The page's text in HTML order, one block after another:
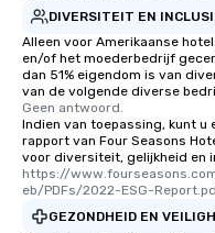
DIVERSITEIT EN
Alleen voor Amerikaanse
en/of het moederbedrijf
dan 51% eigendom is van
van de volgende diverse
Geen antwoord.
Indien van toepassing, kunt u
rapport van Four Seasons
voor diversiteit, gelijkheid en
https://
eb/PDFs/2022-ESG-
GEZONDHEID EN